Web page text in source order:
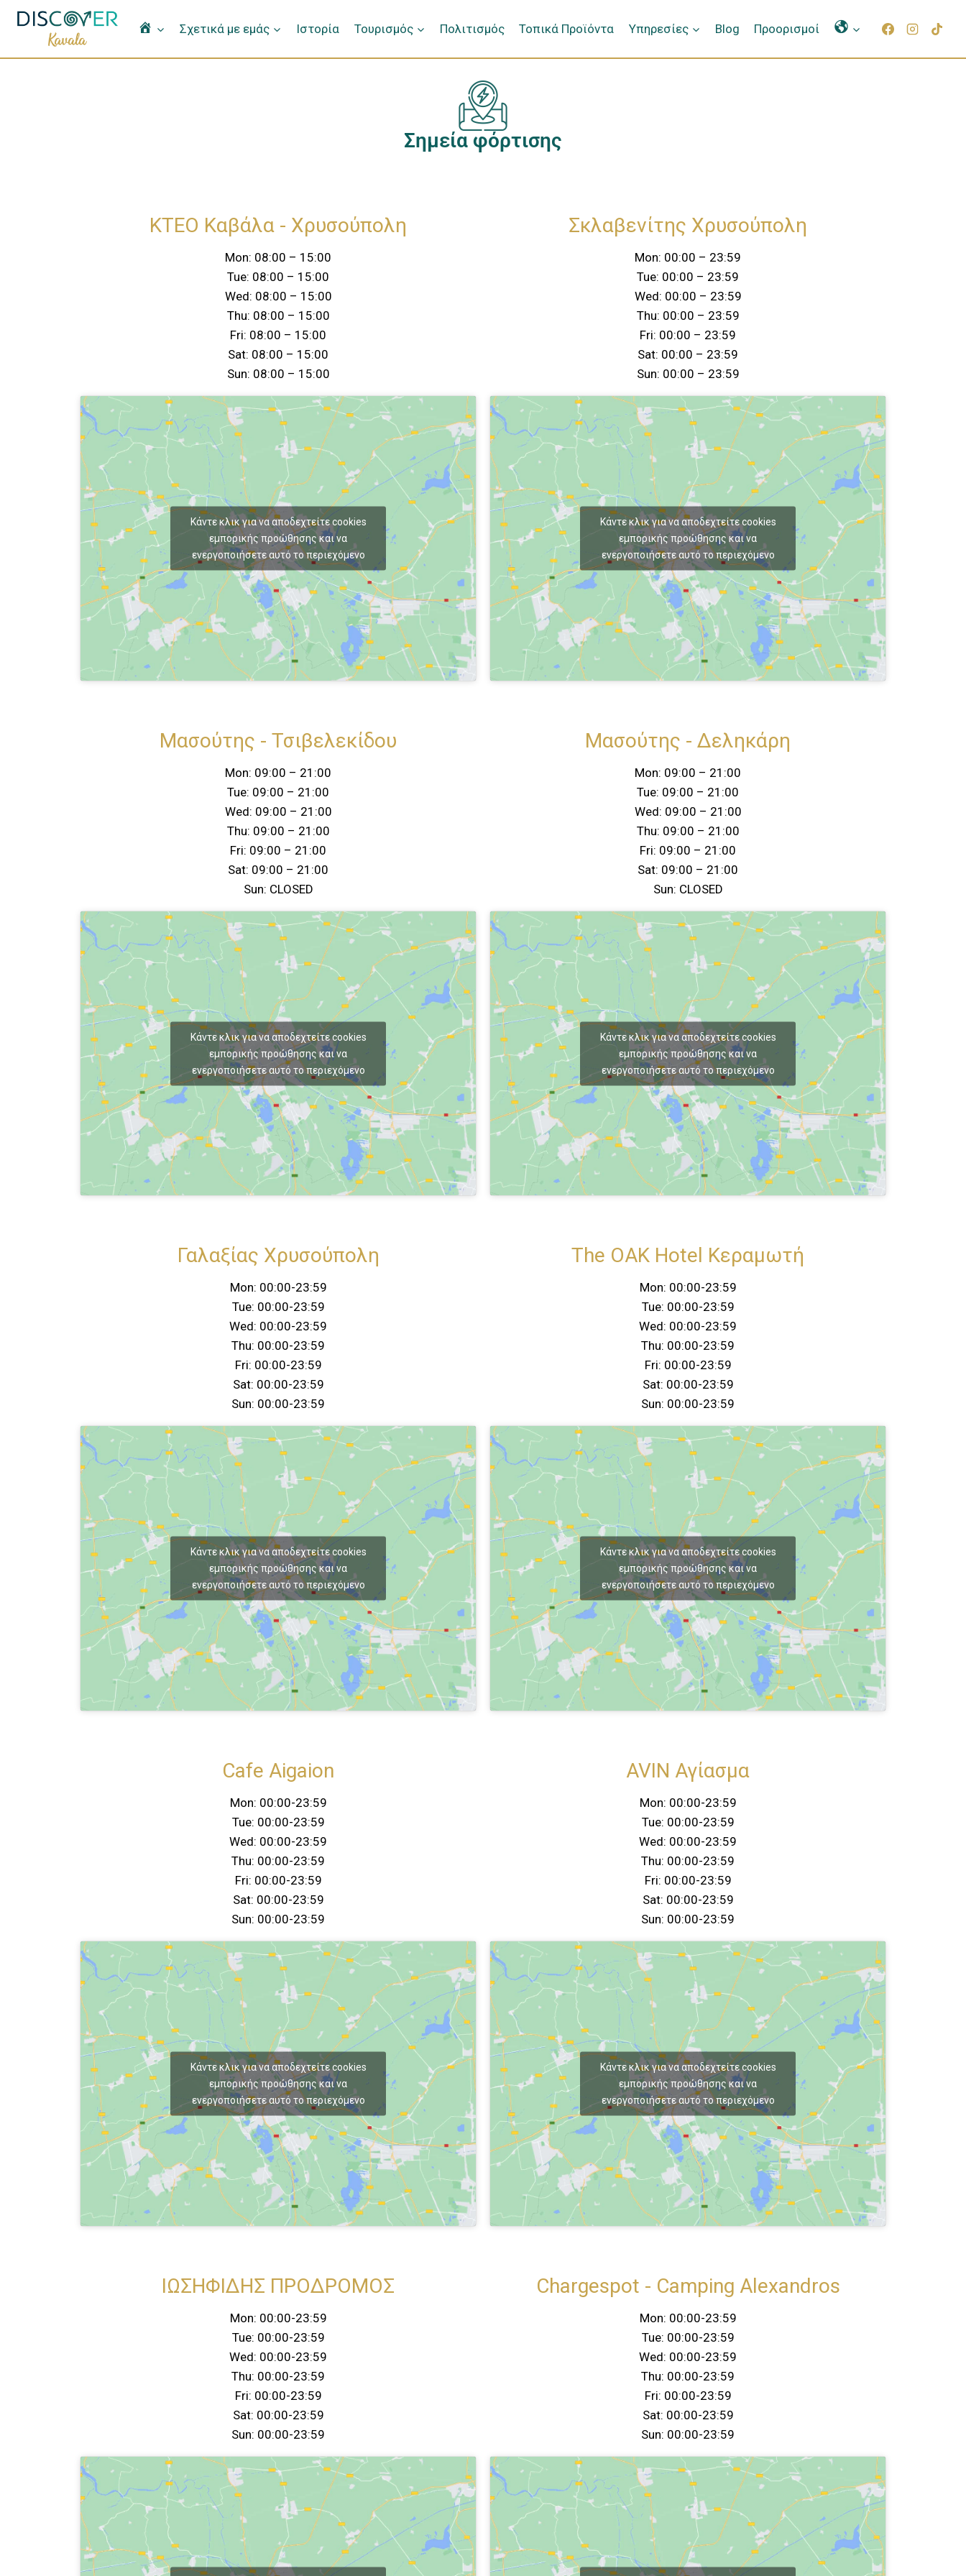
HomeΣχετικά με εμάς Ιστορία Τουρισμός Πολιτισμός Τοπικά Προϊόντα Υπηρεσίες Blog Προορισμοί Γλώσσες
Σημεία φόρτισης
KTEO Καβάλα - Χρυσούπολη
Mon: 08:00 – 15:00
Tue: 08:00 – 15:00
Wed: 08:00 – 15:00
Thu: 08:00 – 15:00
Fri: 08:00 – 15:00
Sat: 08:00 – 15:00
Sun: 08:00 – 15:00
Κάντε κλικ για να αποδεχτείτε cookies
εμπορικής προώθησης και να
ενεργοποιήσετε αυτό το περιεχόμενο
Σκλαβενίτης Χρυσούπολη
Mon: 00:00 – 23:59
Tue: 00:00 – 23:59
Wed: 00:00 – 23:59
Thu: 00:00 – 23:59
Fri: 00:00 – 23:59
Sat: 00:00 – 23:59
Sun: 00:00 – 23:59
Κάντε κλικ για να αποδεχτείτε cookies
εμπορικής προώθησης και να
ενεργοποιήσετε αυτό το περιεχόμενο
Μασούτης - Τσιβελεκίδου
Mon: 09:00 – 21:00
Tue: 09:00 – 21:00
Wed: 09:00 – 21:00
Thu: 09:00 – 21:00
Fri: 09:00 – 21:00
Sat: 09:00 – 21:00
Sun: CLOSED
Κάντε κλικ για να αποδεχτείτε cookies
εμπορικής προώθησης και να
ενεργοποιήσετε αυτό το περιεχόμενο
Μασούτης - Δεληκάρη
Mon: 09:00 – 21:00
Tue: 09:00 – 21:00
Wed: 09:00 – 21:00
Thu: 09:00 – 21:00
Fri: 09:00 – 21:00
Sat: 09:00 – 21:00
Sun: CLOSED
Κάντε κλικ για να αποδεχτείτε cookies
εμπορικής προώθησης και να
ενεργοποιήσετε αυτό το περιεχόμενο
Γαλαξίας Χρυσούπολη
Mon: 00:00-23:59
Tue: 00:00-23:59
Wed: 00:00-23:59
Thu: 00:00-23:59
Fri: 00:00-23:59
Sat: 00:00-23:59
Sun: 00:00-23:59
Κάντε κλικ για να αποδεχτείτε cookies
εμπορικής προώθησης και να
ενεργοποιήσετε αυτό το περιεχόμενο
The OAK Hotel Κεραμωτή
Mon: 00:00-23:59
Tue: 00:00-23:59
Wed: 00:00-23:59
Thu: 00:00-23:59
Fri: 00:00-23:59
Sat: 00:00-23:59
Sun: 00:00-23:59
Κάντε κλικ για να αποδεχτείτε cookies
εμπορικής προώθησης και να
ενεργοποιήσετε αυτό το περιεχόμενο
Cafe Aigaion
Mon: 00:00-23:59
Tue: 00:00-23:59
Wed: 00:00-23:59
Thu: 00:00-23:59
Fri: 00:00-23:59
Sat: 00:00-23:59
Sun: 00:00-23:59
Κάντε κλικ για να αποδεχτείτε cookies
εμπορικής προώθησης και να
ενεργοποιήσετε αυτό το περιεχόμενο
AVIN Αγίασμα
Mon: 00:00-23:59
Tue: 00:00-23:59
Wed: 00:00-23:59
Thu: 00:00-23:59
Fri: 00:00-23:59
Sat: 00:00-23:59
Sun: 00:00-23:59
Κάντε κλικ για να αποδεχτείτε cookies
εμπορικής προώθησης και να
ενεργοποιήσετε αυτό το περιεχόμενο
ΙΩΣΗΦΙΔΗΣ ΠΡΟΔΡΟΜΟΣ
Mon: 00:00-23:59
Tue: 00:00-23:59
Wed: 00:00-23:59
Thu: 00:00-23:59
Fri: 00:00-23:59
Sat: 00:00-23:59
Sun: 00:00-23:59
Chargespot - Camping Alexandros
Mon: 00:00-23:59
Tue: 00:00-23:59
Wed: 00:00-23:59
Thu: 00:00-23:59
Fri: 00:00-23:59
Sat: 00:00-23:59
Sun: 00:00-23:59